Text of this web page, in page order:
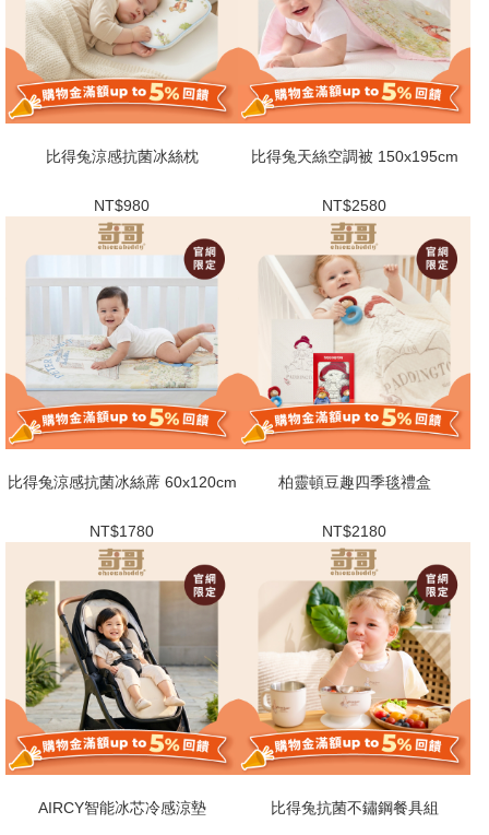
比得兔涼感抗菌冰絲枕
NT$980
比得兔天絲空調被 150x195cm
NT$2580
比得兔涼感抗菌冰絲蓆 60x120cm
NT$1780
柏靈頓豆趣四季毯禮盒
NT$2180
AIRCY智能冰芯冷感涼墊 比得兔抗菌不鏽鋼餐具組